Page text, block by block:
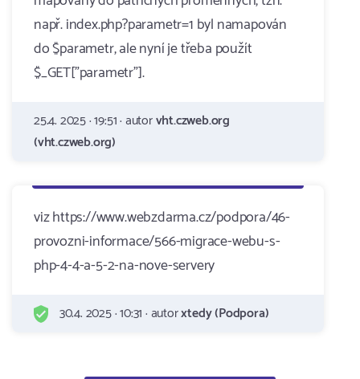
např. index.php?parametr=1 byl namapován
do $parametr, ale nyní je třeba použít
$_GET["parametr"].
25.4. 2025 · 19:51 · autorvht.czweb.org
(vht.czweb.org)
viz https://www.webzdarma.cz/podpora/46-
provozni-informace/566-migrace-webu-s-
php-4-4-a-5-2-na-nove-servery
30.4. 2025 · 10:31 · autorxtedy (Podpora)